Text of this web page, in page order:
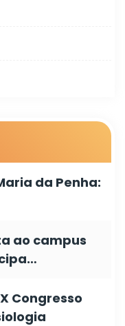
da Penha:
ao campus
Congresso